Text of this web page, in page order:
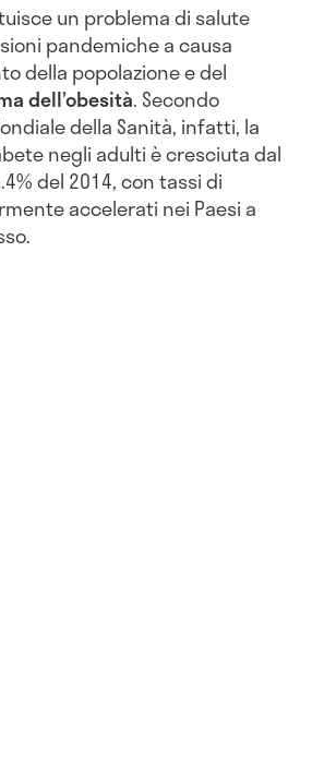
un problema di salute
pandemiche a causa
della popolazione e del
dell’obesità. Secondo
della Sanità, infatti, la
negli adulti è cresciuta dal
del 2014, con tassi di
accelerati nei Paesi a